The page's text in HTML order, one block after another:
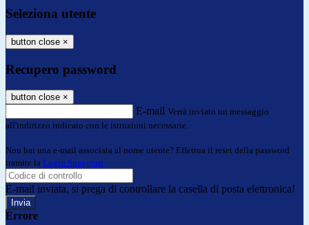
Seleziona utente
button close ×
Recupero password
button close ×
E-mail Verrà inviato un messaggio
all'indirizzo indicato con le istruzioni necessarie.
Non hai una e-mail associata al nome utente? Effettua il reset della password
tramite la Login Spaggiari
E-mail inviata, si prega di controllare la casella di posta elettronica!
Errore